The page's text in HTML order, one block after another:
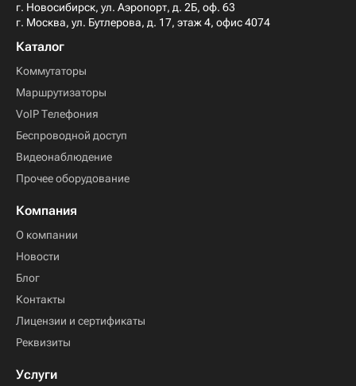
г. Новосибирск, ул. Аэропорт, д. 2Б, оф. 63
г. Москва, ул. Бутлерова, д. 17, этаж 4, офис 4074
Каталог
Коммутаторы
Маршрутизаторы
VoIP Телефония
Беспроводной доступ
Видеонаблюдение
Прочее оборудование
Компания
О компании
Новости
Блог
Контакты
Лицензии и сертификаты
Реквизиты
Услуги